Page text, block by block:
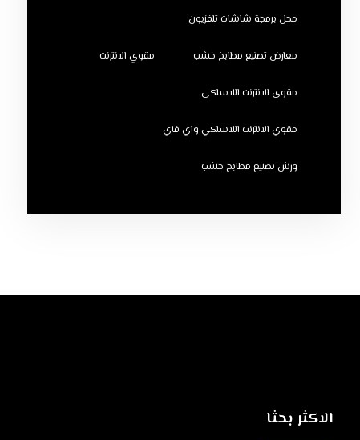
محل برمجة شاشات تلفزيون
معارض تصنيع مطابخ خشب مقوي الانترنت
مقوي الانترنت اللاسلكي
مقوي الانترنت اللاسلكي واي فاي
ورش تصنيع مطابخ خشب
الاكثر بحثا